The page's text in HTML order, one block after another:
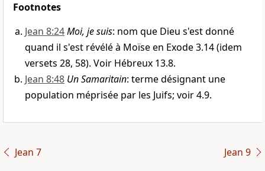
Footnotes
Jean 8:24Moi, je suis: nom que Dieu s'est donné
quand il s'est révélé à Moïse en Exode 3.14 (idem
versets 28, 58). Voir Hébreux 13.8.
Jean 8:48 Un Samaritain: terme désignant une
population méprisée par les Juifs; voir 4.9.
Jean 7 Jean 9